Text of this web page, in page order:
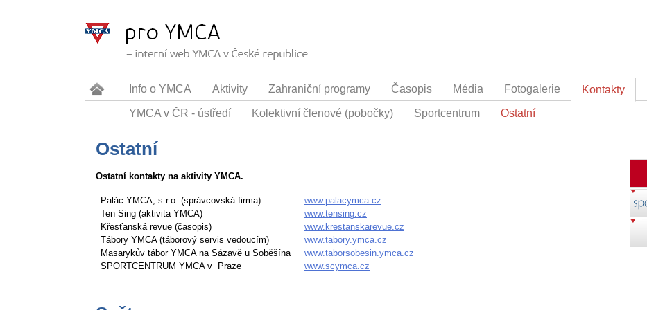
Ostatní
Ostatní kontakty na aktivity YMCA.
Palác YMCA, s.r.o. (správcovská firma)
www.palacymca.cz
Ten Sing (aktivita YMCA)
www.tensing.cz
Křesťanská revue (časopis)
www.krestanskarevue.cz
Tábory YMCA (táborový servis vedoucím)
www.tabory.ymca.cz
Masarykův tábor YMCA na Sázavě u Soběšína
www.taborsobesin.ymca.cz
SPORTCENTRUM YMCA v Praze
www.scymca.cz
Info o YMCA Aktivity Zahraniční programy Časopis Média Fotogalerie
Kontakty
YMCA v ČR - ústředí
Kolektivní členové (pobočky) Sportcentrum Ostatní